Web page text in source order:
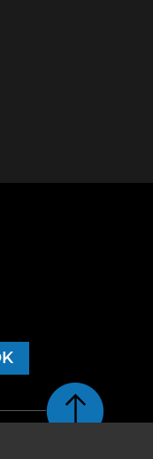
Retour en haut de page